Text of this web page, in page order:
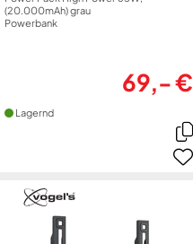
(20.000mAh) grau
Powerbank
69,- €
Lagernd